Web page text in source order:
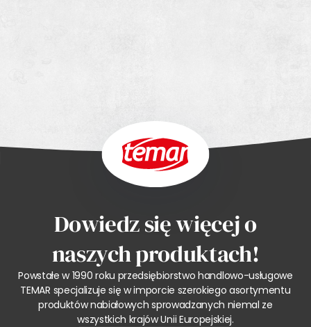
Dowiedz się więcej o
naszych produktach!
Powstałe w 1990 roku przedsiębiorstwo handlowo-usługowe
TEMAR specjalizuje się w imporcie szerokiego asortymentu
produktów nabiałowych sprowadzanych niemal ze
wszystkich krajów Unii Europejskiej.